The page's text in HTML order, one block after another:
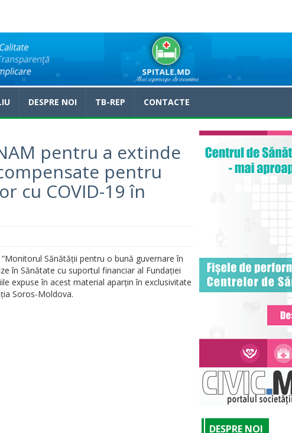
DESPRE NOI TB-REP CONTACTE
pentru a extinde
pentru
cu COVID-19 în
Sănătății pentru o bună guvernare în
în Sănătate cu suportul financiar al Fundației
expuse în acest material aparțin în exclusivitate
Soros-Moldova.
DESPRE NOI